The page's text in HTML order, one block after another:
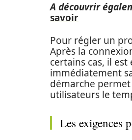
A découvrir
savoir
Pour régler un
Après la
certains cas, il
immédiatement
démarche
utilisateurs le
Les exigences